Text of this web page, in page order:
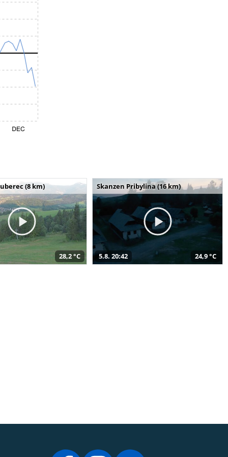
(8 km)
28,2 °C
Skanzen Pribylina (16 km)
5.8. 20:42 24,9 °C